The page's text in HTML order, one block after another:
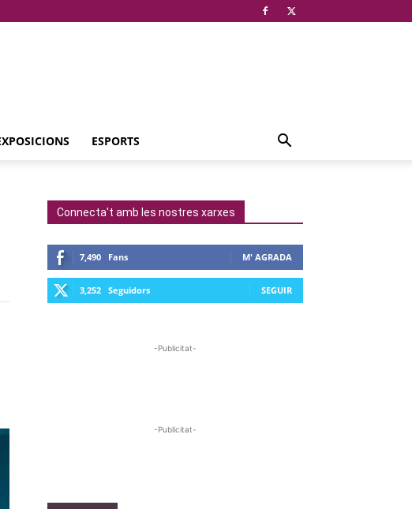
ESPORTS
Connecta't amb les nostres xarxes
7,490 Fans M' AGRADA
3,252 Seguidors SEGUIR
-Publicitat-
-Publicitat-